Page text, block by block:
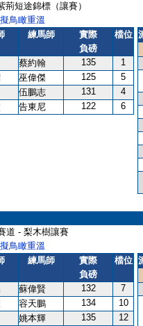
短途錦標（讓賽）
鳥瞰重溫
練馬師
實際
負磅
檔位
蔡約翰 135
1
巫偉傑 125
5
伍鵬志 131
4
告東尼 122 6
道 - 梨木樹讓賽
鳥瞰重溫
練馬師
實際
負磅
檔位
蘇偉賢 132
7
容天鵬 134
10
姚本輝 135
12